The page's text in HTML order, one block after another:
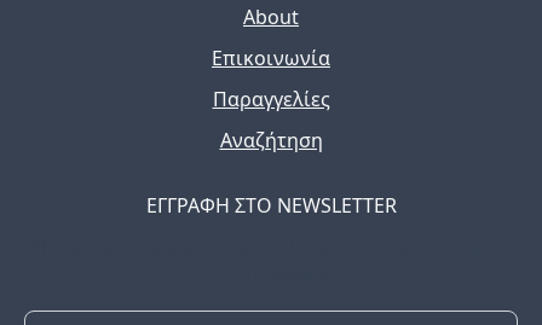
About
Επικοινωνία
Παραγγελίες
Αναζήτηση
ΕΓΓΡΑΦΗ ΣΤΟ NEWSLETTER